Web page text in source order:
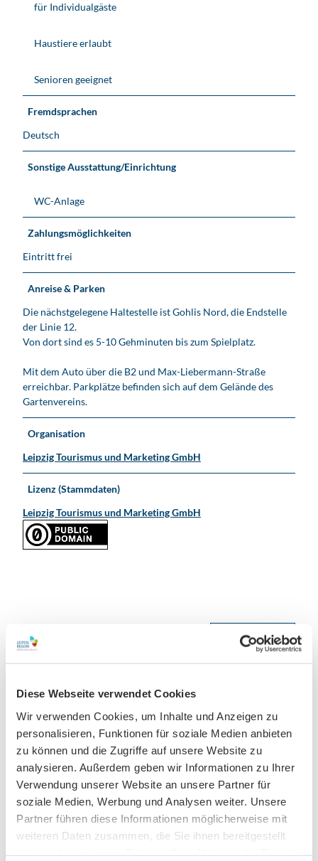
Diese Webseite verwendet Cookies
Wir verwenden Cookies, um Inhalte und Anzeigen zu
personalisieren, Funktionen für soziale Medien anbieten
zu können und die Zugriffe auf unsere Website zu
analysieren. Außerdem geben wir Informationen zu Ihrer
Verwendung unserer Website an unsere Partner für
soziale Medien, Werbung und Analysen weiter. Unsere
Partner führen diese Informationen möglicherweise mit
weiteren Daten zusammen, die Sie ihnen bereitgestellt
für Individualgäste
Haustiere erlaubt
Senioren geeignet
Fremdsprachen
Deutsch
Sonstige Ausstattung/Einrichtung
WC-Anlage
Zahlungsmöglichkeiten
Eintritt frei
Anreise & Parken
Die nächstgelegene Haltestelle ist Gohlis Nord, die Endstelle
der Linie 12.
Von dort sind es 5-10 Gehminuten bis zum Spielplatz.
Mit dem Auto über die B2 und Max-Liebermann-Straße
erreichbar. Parkplätze befinden sich auf dem Gelände des
Gartenvereins.
Organisation
Leipzig Tourismus und Marketing GmbH
Lizenz (Stammdaten)
Leipzig Tourismus und Marketing GmbH
Sehenswertes
Kontaktdaten
Gaststätte KGV Seilbahn e.V.
Max-Liebermannstr. 91
04157Leipzig- Gohlis
+ 49 341 / 911 7158